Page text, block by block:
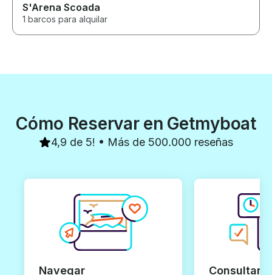
S'Arena Scoada
1 barcos para alquilar
Cómo Reservar en Getmyboat
4,9 de 5! • Más de 500.000 reseñas
Navegar Consultar